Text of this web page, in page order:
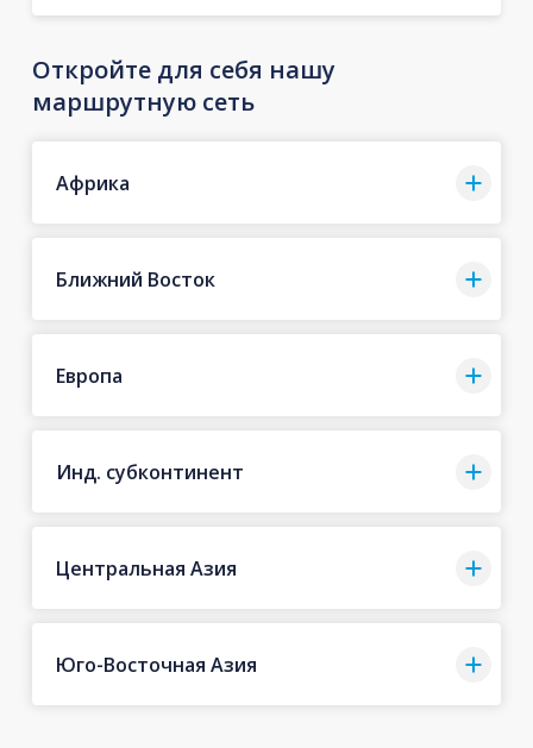
Откройте для себя нашу
маршрутную сеть
Африка
Ближний Восток
Европа
Инд. субконтинент
Центральная Азия
Юго-Восточная Азия